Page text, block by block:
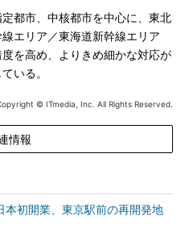
都市、中核都市を中心に、東北
エリア／東海道新幹線エリア
を高め、よりきめ細かな対応が
いる。
© ITmedia, Inc. All Rights Reserved.
情報
本初開業、東京駅前の再開発地